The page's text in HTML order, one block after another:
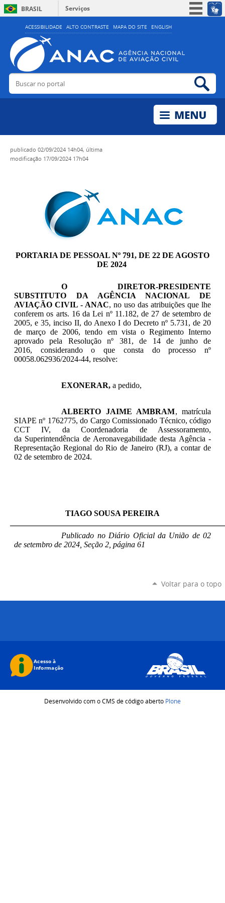
ACESSIBILIDADE ALTO CONTRASTE MAPA DO SITE ENGLISH
BRASIL
Serviços
Simplifique!
Acesso à informação
Legislação
Buscar no portal
publicado 02/09/2024 14h04, última
modificação 17/09/2024 17h04
PORTARIA DE PESSOAL Nº 791, DE 22 DE AGOSTO
DE 2024
O DIRETOR-PRESIDENTE
SUBSTITUTO DA AGÊNCIA NACIONAL DE
AVIAÇÃO CIVIL - ANAC, no uso das atribuições que lhe
conferem os arts. 16 da Lei nº 11.182, de 27 de setembro de
2005, e 35, inciso II, do Anexo I do Decreto nº 5.731, de 20
de março de 2006, tendo em vista o Regimento Interno
aprovado pela Resolução nº 381, de 14 de junho de
2016, considerando o que consta do processo nº
00058.062936/2024-44, resolve:
EXONERAR,a pedido,
ALBERTO JAIME AMBRAM, matrícula
SIAPE nº 1762775, do Cargo Comissionado Técnico, código
CCT IV, da Coordenadoria de Assessoramento,
da Superintendência de Aeronavegabilidade desta Agência -
Representação Regional do Rio de Janeiro (RJ), a contar de
02 de setembro de 2024.
TIAGO SOUSA PEREIRA
Publicado no Diário Oficial da União de 02
de setembro de 2024, Seção 2, página 61
Voltar para o topo
Desenvolvido com o CMS de código aberto Plone